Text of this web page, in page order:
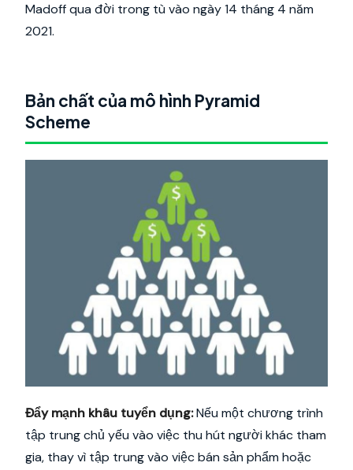
Madoff qua đời trong tù vào ngày 14 tháng 4 năm
2021.
Bản chất của mô hình Pyramid
Scheme
Đẩy mạnh khâu tuyển dụng:Nếu một chương trình
tập trung chủ yếu vào việc thu hút người khác tham
gia, thay vì tập trung vào việc bán sản phẩm hoặc